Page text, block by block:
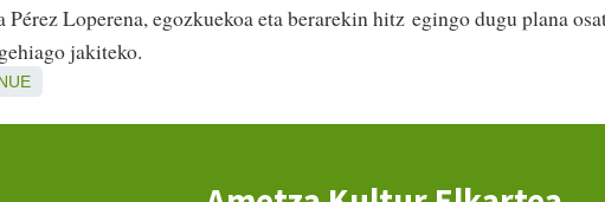
Pérez Loperena, egozkuekoa eta berarekin hitz egingo dugu plana
jakiteko.